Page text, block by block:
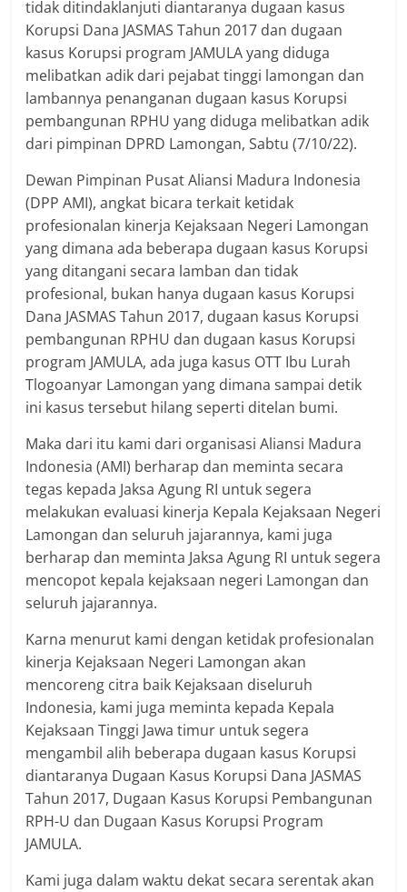
tidak ditindaklanjuti diantaranya dugaan kasus
Korupsi Dana JASMAS Tahun 2017 dan dugaan
kasus Korupsi program JAMULA yang diduga
melibatkan adik dari pejabat tinggi lamongan dan
lambannya penanganan dugaan kasus Korupsi
pembangunan RPHU yang diduga melibatkan adik
dari pimpinan DPRD Lamongan, Sabtu (7/10/22).
Dewan Pimpinan Pusat Aliansi Madura Indonesia
(DPP AMI), angkat bicara terkait ketidak
profesionalan kinerja Kejaksaan Negeri Lamongan
yang dimana ada beberapa dugaan kasus Korupsi
yang ditangani secara lamban dan tidak
profesional, bukan hanya dugaan kasus Korupsi
Dana JASMAS Tahun 2017, dugaan kasus Korupsi
pembangunan RPHU dan dugaan kasus Korupsi
program JAMULA, ada juga kasus OTT Ibu Lurah
Tlogoanyar Lamongan yang dimana sampai detik
ini kasus tersebut hilang seperti ditelan bumi.
Maka dari itu kami dari organisasi Aliansi Madura
Indonesia (AMI) berharap dan meminta secara
tegas kepada Jaksa Agung RI untuk segera
melakukan evaluasi kinerja Kepala Kejaksaan Negeri
Lamongan dan seluruh jajarannya, kami juga
berharap dan meminta Jaksa Agung RI untuk segera
mencopot kepala kejaksaan negeri Lamongan dan
seluruh jajarannya.
Karna menurut kami dengan ketidak profesionalan
kinerja Kejaksaan Negeri Lamongan akan
mencoreng citra baik Kejaksaan diseluruh
Indonesia, kami juga meminta kepada Kepala
Kejaksaan Tinggi Jawa timur untuk segera
mengambil alih beberapa dugaan kasus Korupsi
diantaranya Dugaan Kasus Korupsi Dana JASMAS
Tahun 2017, Dugaan Kasus Korupsi Pembangunan
RPH-U dan Dugaan Kasus Korupsi Program
JAMULA.
Kami juga dalam waktu dekat secara serentak akan